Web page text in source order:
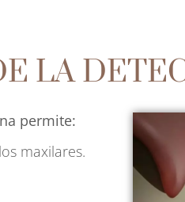
LA
permite:
maxilares.